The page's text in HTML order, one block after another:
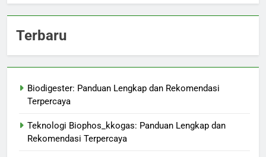
Terbaru
Biodigester: Panduan Lengkap dan Rekomendasi
Terpercaya
Teknologi Biophos_kkogas: Panduan Lengkap dan
Rekomendasi Terpercaya